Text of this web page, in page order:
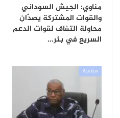
مناوي: الجيش السوداني
والقوات المشتركة يصدّان
محاولة التفاف لقوات الدعم
السريع في بئر…
سياسية